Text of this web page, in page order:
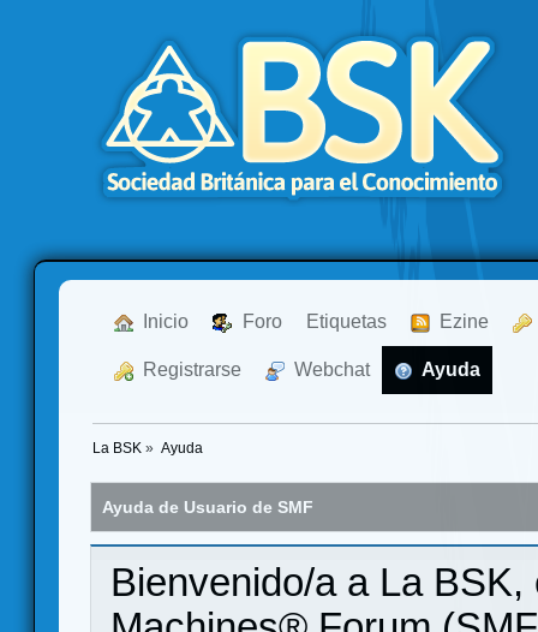
Inicio Foro Etiquetas Ezine
Registrarse Webchat Ayuda
La BSK » Ayuda
Ayuda de Usuario de SMF
Bienvenido/a a La